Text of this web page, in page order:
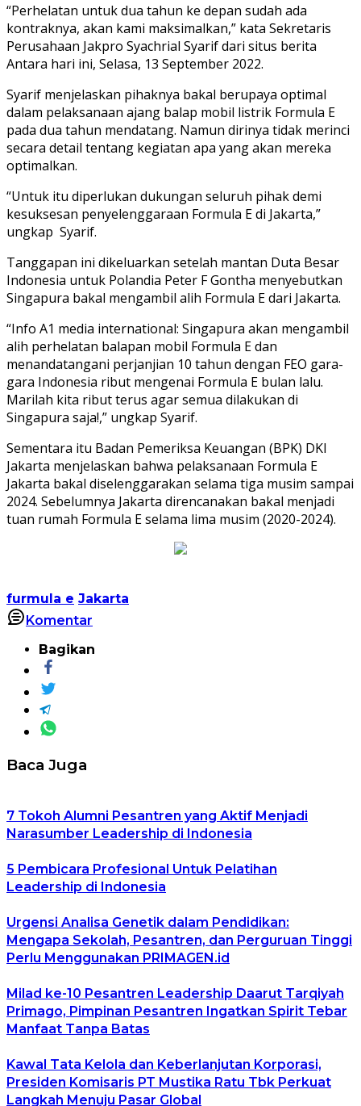
“Perhelatan untuk dua tahun ke depan sudah ada
kontraknya, akan kami maksimalkan,” kata Sekretaris
Perusahaan Jakpro Syachrial Syarif dari situs berita
Antara hari ini, Selasa, 13 September 2022.
Syarif menjelaskan pihaknya bakal berupaya optimal
dalam pelaksanaan ajang balap mobil listrik Formula E
pada dua tahun mendatang. Namun dirinya tidak merinci
secara detail tentang kegiatan apa yang akan mereka
optimalkan.
“Untuk itu diperlukan dukungan seluruh pihak demi
kesuksesan penyelenggaraan Formula E di Jakarta,”
ungkap Syarif.
Tanggapan ini dikeluarkan setelah mantan Duta Besar
Indonesia untuk Polandia Peter F Gontha menyebutkan
Singapura bakal mengambil alih Formula E dari Jakarta.
“Info A1 media international: Singapura akan mengambil
alih perhelatan balapan mobil Formula E dan
menandatangani perjanjian 10 tahun dengan FEO gara-
gara Indonesia ribut mengenai Formula E bulan lalu.
Marilah kita ribut terus agar semua dilakukan di
Singapura saja!,” ungkap Syarif.
Sementara itu Badan Pemeriksa Keuangan (BPK) DKI
Jakarta menjelaskan bahwa pelaksanaan Formula E
Jakarta bakal diselenggarakan selama tiga musim sampai
2024. Sebelumnya Jakarta direncanakan bakal menjadi
tuan rumah Formula E selama lima musim (2020-2024).
furmula e Jakarta
Komentar
Bagikan
Baca Juga
7 Tokoh Alumni Pesantren yang Aktif Menjadi
Narasumber Leadership di Indonesia
5 Pembicara Profesional Untuk Pelatihan
Leadership di Indonesia
Urgensi Analisa Genetik dalam Pendidikan:
Mengapa Sekolah, Pesantren, dan Perguruan Tinggi
Perlu Menggunakan PRIMAGEN.id
Milad ke-10 Pesantren Leadership Daarut Tarqiyah
Primago, Pimpinan Pesantren Ingatkan Spirit Tebar
Manfaat Tanpa Batas
Kawal Tata Kelola dan Keberlanjutan Korporasi,
Presiden Komisaris PT Mustika Ratu Tbk Perkuat
Langkah Menuju Pasar Global